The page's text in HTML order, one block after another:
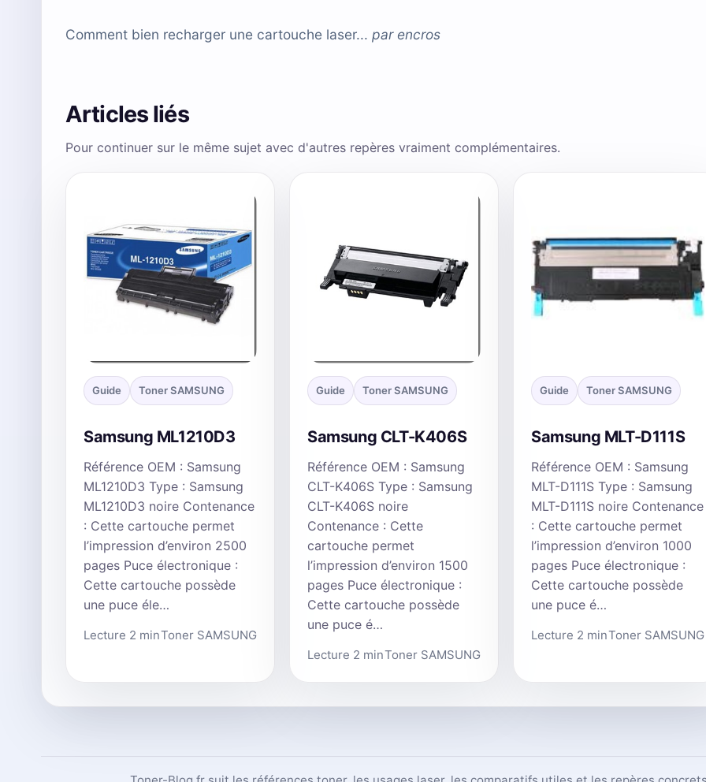
Comment bien recharger une cartouche laser... parencros
Articles liés
Pour continuer sur le même sujet avec d'autres repères vraiment complémentaires.
Guide Toner SAMSUNG
Samsung ML1210D3
Référence OEM : Samsung
ML1210D3 Type : Samsung
ML1210D3 noire Contenance
: Cette cartouche permet
l’impression d’environ 2500
pages Puce électronique :
Cette cartouche possède
une puce éle…
Lecture 2 minToner SAMSUNG
Guide Toner SAMSUNG
Samsung CLT-K406S
Référence OEM : Samsung
CLT-K406S Type : Samsung
CLT-K406S noire
Contenance : Cette
cartouche permet
l’impression d’environ 1500
pages Puce électronique :
Cette cartouche possède
une puce é…
Lecture 2 minToner SAMSUNG
Guide Toner SAMSUNG
Samsung MLT-D111S
Référence OEM : Samsung
MLT-D111S Type : Samsung
MLT-D111S noire Contenance
: Cette cartouche permet
l’impression d’environ 1000
pages Puce électronique :
Cette cartouche possède
une puce é…
Lecture 2 minToner SAMSUNG